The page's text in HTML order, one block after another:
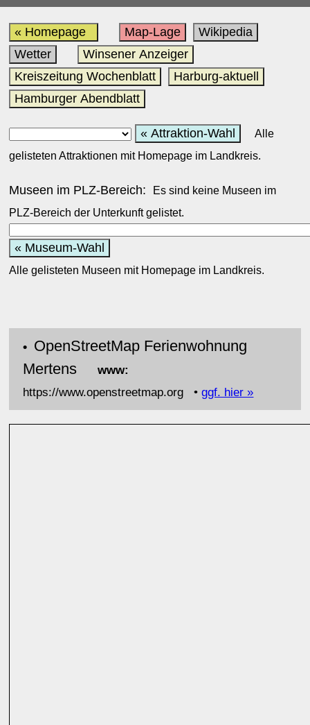
« Homepage Map-Lage
Wikipedia
Wetter
Winsener Anzeiger
Kreiszeitung Wochenblatt
Harburg-aktuell
Hamburger Abendblatt
« Attraktion-Wahl
Alle
gelisteten Attraktionen mit Homepage im Landkreis.
Museen im PLZ-Bereich: Es sind keine Museen im
PLZ-Bereich der Unterkunft gelistet.
« Museum-Wahl
Alle gelisteten Museen mit Homepage im Landkreis.
• OpenStreetMap Ferienwohnung
Mertenswww:
https://www.openstreetmap.org •ggf. hier »